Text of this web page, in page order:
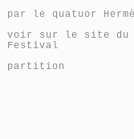
par le quatuor
voir sur le site du
Festival
partition